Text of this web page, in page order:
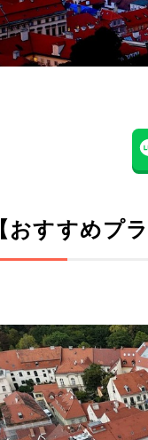
【おすすめプ